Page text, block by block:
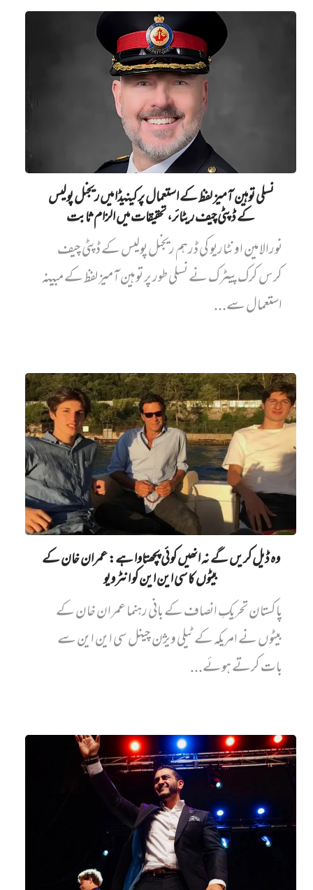
نسلی توہین آمیز لفظ کے استعمال پر کینیڈا میں ریجنل پولیس
کے ڈپٹی چیف ریٹائر، تحقیقات میں الزام ثابت
نورالامین اونٹاریو کی ڈرہم ریجنل پولیس کے ڈپٹی چیف
کرس کرک پیٹرک نے نسلی طور پر توہین آمیز لفظ کے مبینہ
استعمال سے...
وہ ڈیل کریں گے نہ انھیں کوئی پچھتاوا ہے: عمران خان کے
بیٹوں کا سی این این کو انٹرویو
پاکستان تحریکِ انصاف کے بانی رہنما عمران خان کے
بیٹوں نے امریکہ کے ٹیلی ویژن چینل سی این این سے
بات کرتے ہوئے...